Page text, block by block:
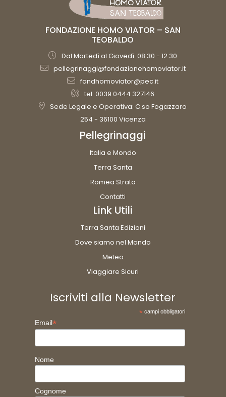
FONDAZIONE HOMO VIATOR – SAN
TEOBALDO
Dal Martedì al Giovedì: 08.30 - 12.30
pellegrinaggi@fondazionehomoviator.it
fondhomoviator@pec.it
tel. 0039 0444 327146
Sede Legale e Operativa: C.so Fogazzaro
254 - 36100 Vicenza
Pellegrinaggi
Italia e Mondo
Terra Santa
Romea Strata
Contatti
Link Utili
Terra Santa Edizioni
Dove siamo nel Mondo
Meteo
Viaggiare Sicuri
Iscriviti alla Newsletter
* campi obbligatori
Email*
Nome
Cognome